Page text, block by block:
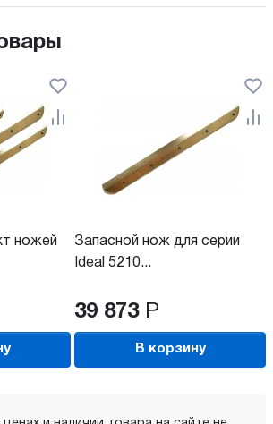
ножей
Запасной нож для серии
Ideal 5210...
39 873 Р
В корзину